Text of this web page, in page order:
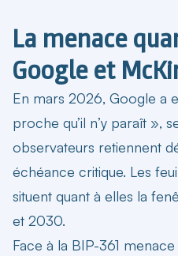
La menace
Google et
En mars 2026, Google a
proche qu’il n’y paraît »,
observateurs retiennent
échéance critique. Les
situent quant à elles la
et 2030.
Face à la BIP-361 menace